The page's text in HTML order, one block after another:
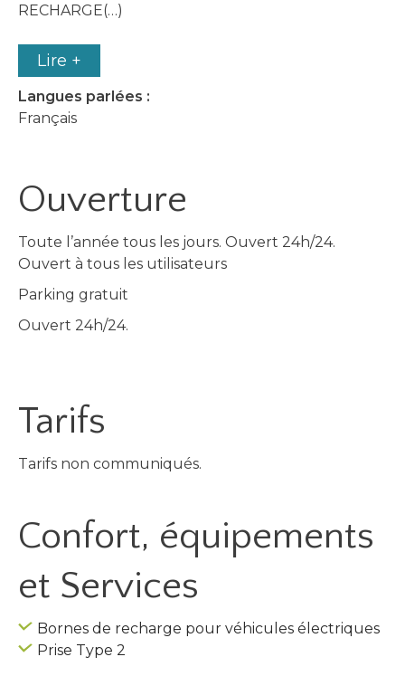
RECHARGE(…)
Lire +
Langues parlées :
Français
Ouverture
Toute l’année tous les jours. Ouvert 24h/24.
Ouvert à tous les utilisateurs
Parking gratuit
Ouvert 24h/24.
Tarifs
Tarifs non communiqués.
Confort, équipements
et Services
Bornes de recharge pour véhicules électriques
Prise Type 2